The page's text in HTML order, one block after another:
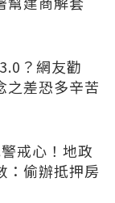
？網友勸
之差恐多辛苦
戒心！地政
：偷辦抵押房